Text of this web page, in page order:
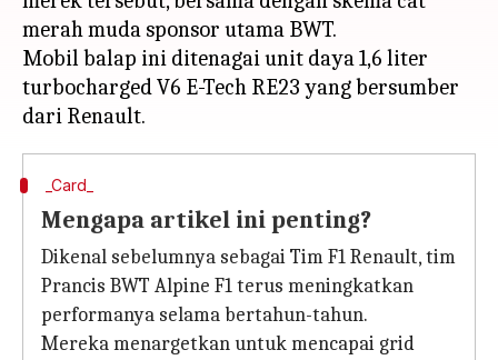
merah muda sponsor utama BWT.
Mobil balap ini ditenagai unit daya 1,6 liter
turbocharged V6 E-Tech RE23 yang bersumber
_Card_
Mengapa artikel ini penting?
Dikenal sebelumnya sebagai Tim F1 Renault, tim
Prancis BWT Alpine F1 terus meningkatkan
performanya selama bertahun-tahun.
Mereka menargetkan untuk mencapai grid